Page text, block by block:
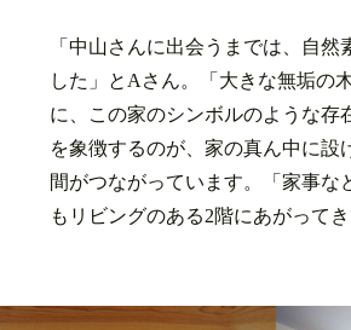
「中山さんに出会うまでは、自
した」とAさん。「大きな無垢の
に、この家のシンボルのような存
を象徴するのが、家の真ん中に
間がつながっています。「家事
もリビングのある2階にあがって